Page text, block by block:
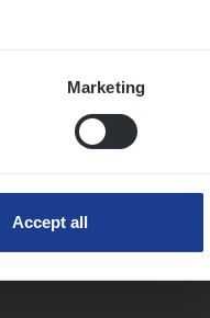
Marketing
Accept all